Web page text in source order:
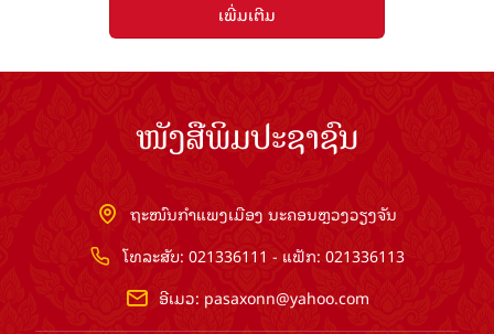
ເພີ່ມເຕີມ
ໜັງສືພິມປະຊາຊົນ
ຖະໜົນກຳແພງເມືອງ ນະຄອນຫຼວງວຽງຈັນ
ໂທລະສັບ: 021336111 - ແຟັກ: 021336113
ອີເມວ: pasaxonn@yahoo.com